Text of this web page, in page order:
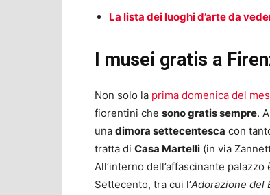
La lista dei luoghi d’arte da
I musei gratis a
Non solo la prima domenica del
fiorentini che sono gratis sempre.
una dimora settecentesca con
tratta di Casa Martelli (in via
All’interno dell’affascinante
Settecento, tra cui l’Adorazione del